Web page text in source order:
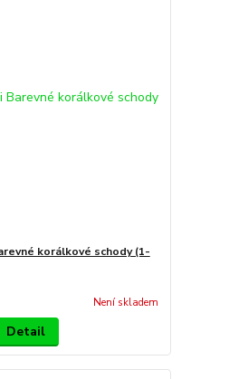
korálkové schody (1-
Není skladem
Detail